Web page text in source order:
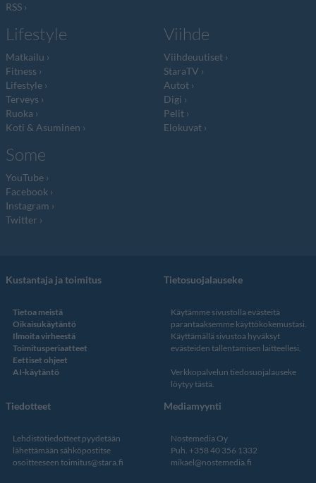
RSS
Lifestyle
Matkailu
Fitness
Lifestyle
Terveys
Ruoka
Koti & Asuminen
Viihde
Viihdeuutiset
StaraTV
Autot
Digi
Pelit
Elokuvat
Some
YouTube
Facebook
Instagram
Twitter
Kustantaja ja toimitus
Tietoa meistä
Oikaisukäytäntö
Ilmoita virheestä
Toimitusperiaatteet
Eettiset ohjeet
AI-käytäntö
Tietosuojalauseke
Käytämme sivustolla evästeitä
parantaaksemme käyttökokemustasi.
Käyttämällä sivustoa hyväksyt
evästeiden tallentamisen laitteellesi.
Verkkopalvelun tiedosuojalauseke
löytyy tästä.
Tiedotteet
Lehdistötiedotteet pyydetään
lähettämään sähköpostitse
osoitteeseen toimitus@stara.fi
Mediamyynti
Nostemedia Oy
Puh. +358 40 356 1332
mikael@nostemedia.fi